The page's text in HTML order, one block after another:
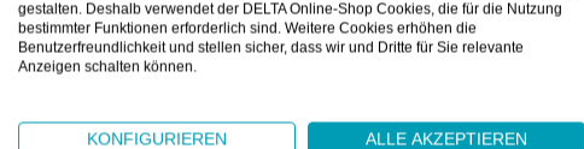
Produktgalerie überspringen
gestalten. Deshalb verwendet der DELTA Online-Shop Cookies, die für die Nutzung
bestimmter Funktionen erforderlich sind. Weitere Cookies erhöhen die
Benutzerfreundlichkeit und stellen sicher, dass wir und Dritte für Sie relevante
Anzeigen schalten können.
KONFIGURIEREN ALLE AKZEPTIEREN